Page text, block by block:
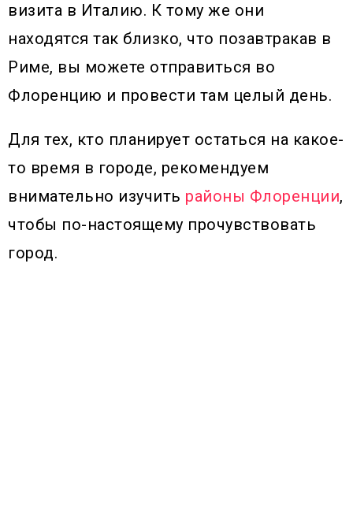
визита в Италию. К тому же они
находятся так близко, что позавтракав в
Риме, вы можете отправиться во
Флоренцию и провести там целый день.
Для тех, кто планирует остаться на какое-
то время в городе, рекомендуем
внимательно изучить районы Флоренции,
чтобы по-настоящему прочувствовать
город.